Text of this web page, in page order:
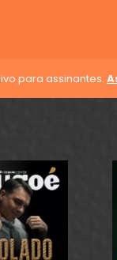
para assinantes.